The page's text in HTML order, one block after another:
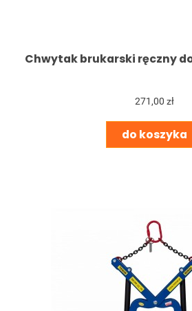
Chwytak brukarski ręczny do
271,00 zł
do koszyka